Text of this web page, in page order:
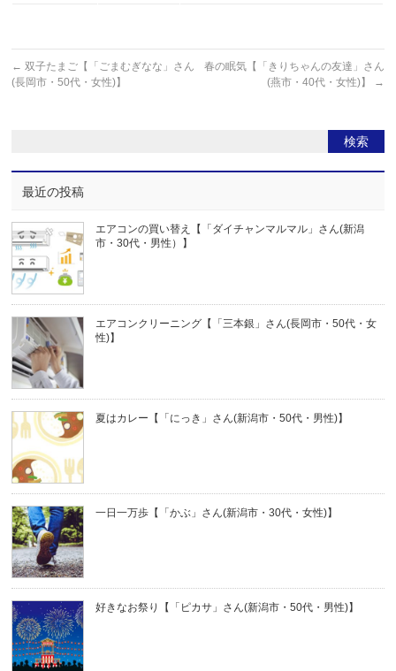
← 双子たまご【「ごまむぎなな」さん
(長岡市・50代・女性)】
春の眠気【「きりちゃんの友達」さん
(燕市・40代・女性)】
→
最近の投稿
エアコンの買い替え【「ダイチャンマルマル」さん(新潟
市・30代・男性）】
エアコンクリーニング【「三本銀」さん(長岡市・50代・女
性)】
夏はカレー【「にっき」さん(新潟市・50代・男性)】
一日一万歩【「かぶ」さん(新潟市・30代・女性)】
好きなお祭り【「ピカサ」さん(新潟市・50代・男性)】